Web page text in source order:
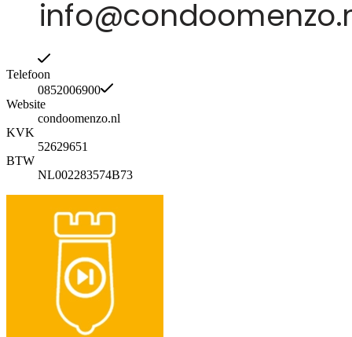
Telefoon
0852006900
Website
condoomenzo.nl
KVK
52629651
BTW
NL002283574B73